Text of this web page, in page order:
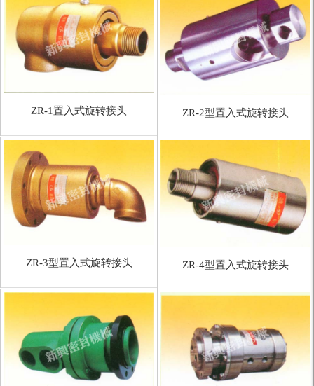
ZR-1置入式旋转接头 ZR-2型置入式旋转接头
ZR-3型置入式旋转接头 ZR-4型置入式旋转接头